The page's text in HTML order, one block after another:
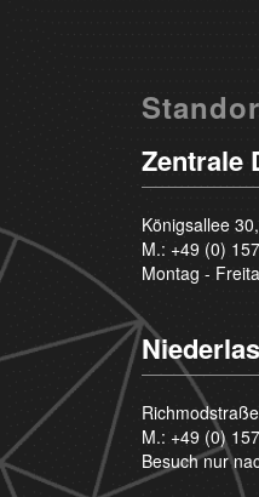
Zentrale
Königsallee
M.: +49 (0)
Montag -
M.: +49 (0)
Besuch nur